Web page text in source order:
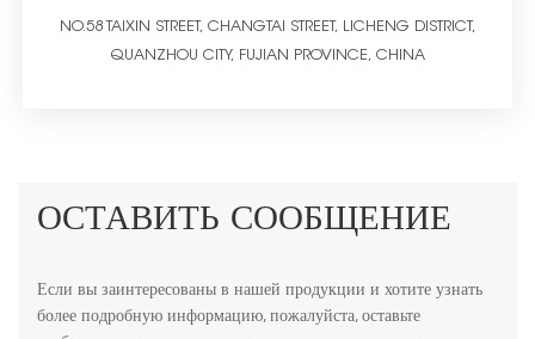
NO.58 TAIXIN STREET, CHANGTAI STREET, LICHENG DISTRICT,
QUANZHOU CITY, FUJIAN PROVINCE, CHINA
ОСТАВИТЬ СООБЩЕНИЕ
Если вы заинтересованы в нашей продукции и хотите узнать
более подробную информацию, пожалуйста, оставьте